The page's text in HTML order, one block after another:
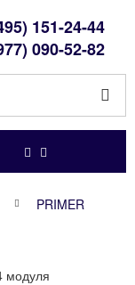
151-24-44
090-52-82
PRIMER
модуля